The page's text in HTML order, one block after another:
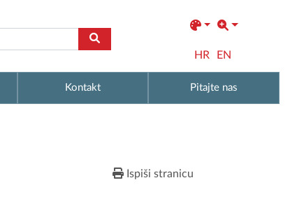
HR EN
Kontakt Pitajte nas
Ispiši stranicu